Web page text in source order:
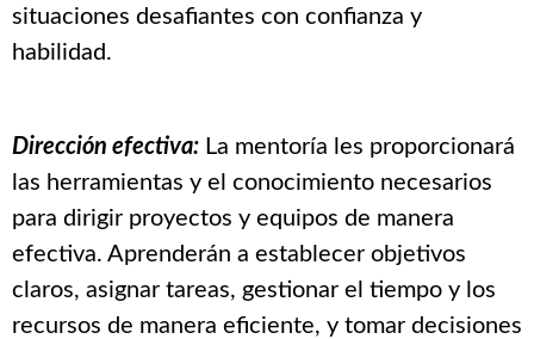
situaciones desafiantes con confianza y
habilidad.
Dirección efectiva: La mentoría les proporcionará
las herramientas y el conocimiento necesarios
para dirigir proyectos y equipos de manera
efectiva. Aprenderán a establecer objetivos
claros, asignar tareas, gestionar el tiempo y los
recursos de manera eficiente, y tomar decisiones